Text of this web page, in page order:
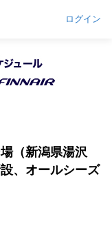
ログイン
（新潟県湯沢
、オールシーズ